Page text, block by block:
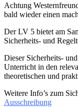
Achtung
bald wieder einen
Der LV 5 bietet am
Sicherheits- und
Dieser Sicherheits-
Unterricht in den
theoretischen und
Weitere Info’s zum
Ausschreibung